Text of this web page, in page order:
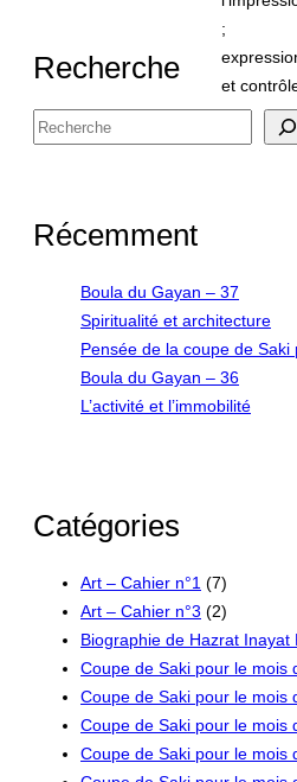
Recherche
S
e
c
Récemment
Boula du Gayan – 37
Spiritualité et architecture
Pensée de la coupe de Saki
Boula du Gayan – 36
L’activité et l’immobilité
Catégories
Art – Cahier n°1 (7)
Art – Cahier n°3 (2)
Biographie de Hazrat Inayat
Coupe de Saki pour le mois
Coupe de Saki pour le mois
Coupe de Saki pour le mois
Coupe de Saki pour le mois